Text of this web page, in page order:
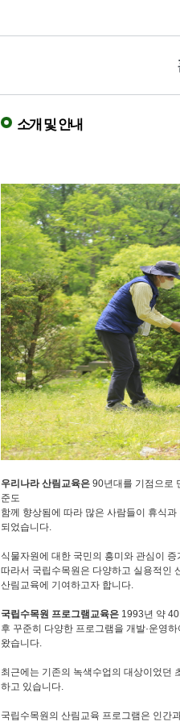
소개 및 안내
우리나라 산림교육은90년대를 기점으로
준도
함께 향상됨에 따라 많은 사람들이 휴식
되었습니다.
식물자원에 대한 국민의 흥미와 관심이
따라서 국립수목원은 다양하고 실용적인
산림교육에 기여하고자 합니다.
국립수목원 프로그램교육은1993년 약 40
후 꾸준히 다양한 프로그램을 개발·운영
왔습니다.
최근에는 기존의 녹색수업의 대상이었던
하고 있습니다.
국립수목원의 산림교육 프로그램은 인간